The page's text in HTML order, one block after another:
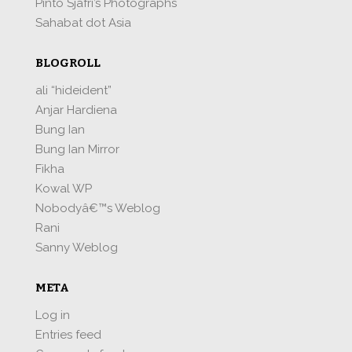
Pinto Sjafri’s Photographs
Sahabat dot Asia
BLOGROLL
ali “hideident”
Anjar Hardiena
Bung Ian
Bung Ian Mirror
Fikha
Kowal WP
Nobodyâ€™s Weblog
Rani
Sanny Weblog
META
Log in
Entries feed